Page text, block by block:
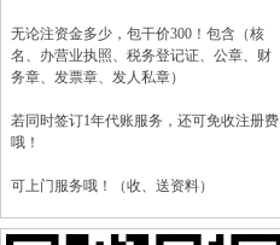
无论注资金多少，包干价300！包含（核
名、办营业执照、税务登记证、公章、财
务章、发票章、发人私章）
若同时签订1年代账服务，还可免收注册费
哦！
可上门服务哦！（收、送资料）
可加急服务哦！（最快可1工作日）